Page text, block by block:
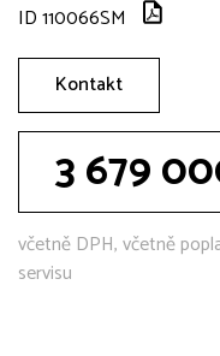
ID 110066SM
Kontakt
3 679
včetně DPH, včetně
servisu